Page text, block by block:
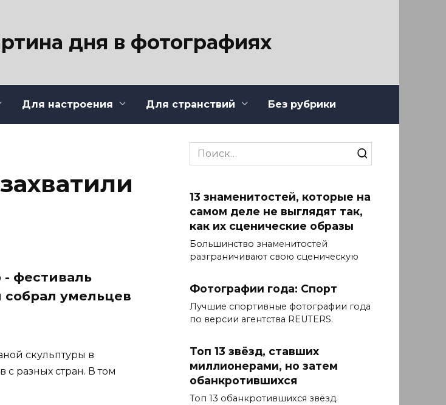
дня в фотографиях
Для настроения Для странствий Без рубрики
- фестиваль
собрал умельцев
скульптуры в
с разных стран. В том
Search
for:
13 знаменитостей, которые на
самом деле не выглядят так,
как их сценические образы
Большинство знаменитостей
разграничивают свою сценическую
Фотографии года: Спорт
Лучшие спортивные фотографии года
по версии агентства REUTERS.
Топ 13 звёзд, ставших
миллионерами, но затем
обанкротившихся
Топ 13 обанкротившихся звёзд.